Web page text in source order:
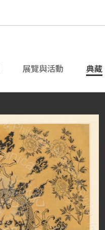
展覽與活動 典藏